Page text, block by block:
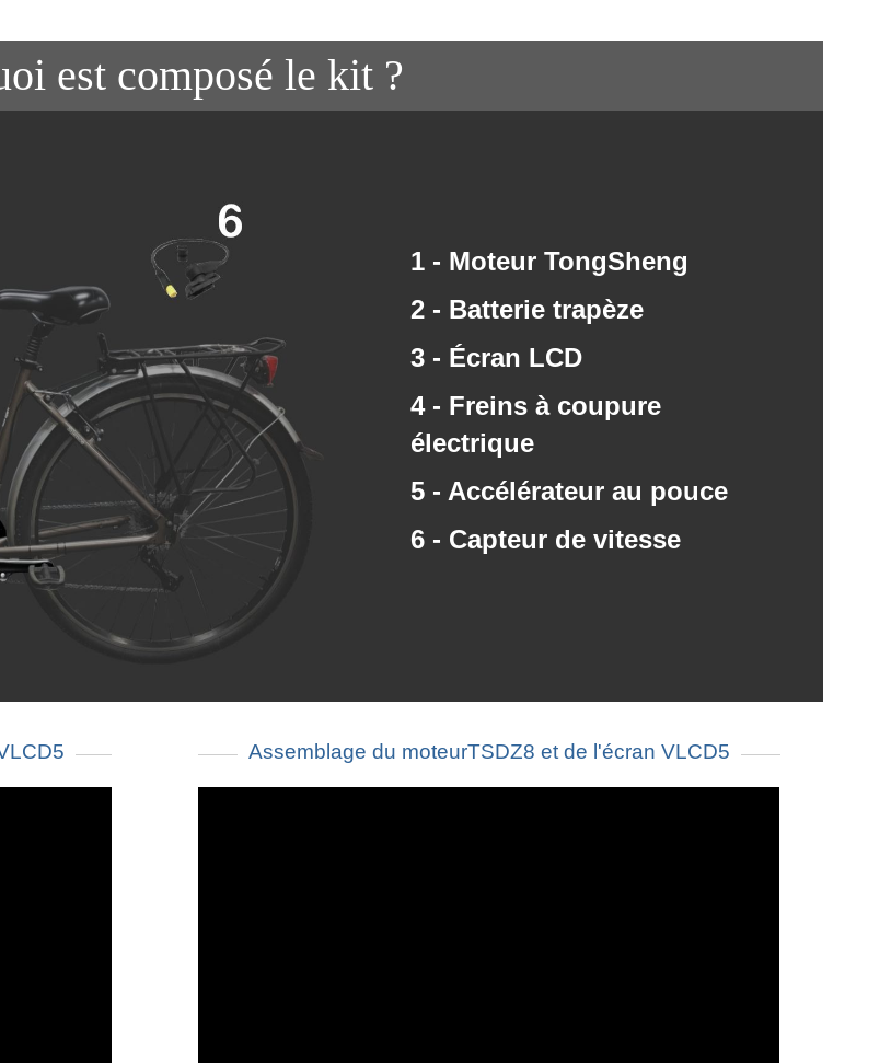
est composé le kit ?
1 - Moteur TongSheng
2 - Batterie trapèze
3 - Écran LCD
4 - Freins à coupure
électrique
5 - Accélérateur au pouce
6 - Capteur de vitesse
Assemblage du moteurTSDZ8 et de l'écran VLCD5